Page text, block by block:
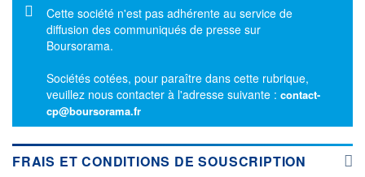
Message d'information
Cette société n'est pas adhérente au service de
diffusion des communiqués de presse sur
Boursorama.
Sociétés cotées, pour paraître dans cette rubrique,
veuillez nous contacter à l'adresse suivante : contact-
cp@boursorama.fr
FRAIS ET CONDITIONS DE SOUSCRIPTION